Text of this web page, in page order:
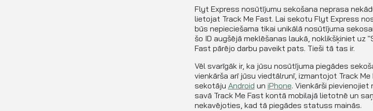
Flyt Express nosūtījumu sekošana neprasa
lietojat Track Me Fast. Lai sekotu Flyt Express
būs nepieciešama tikai unikālā nosūtījuma
šo ID augšējā meklēšanas laukā, noklikšķiniet uz
Fast pārējo darbu paveikt pats. Tieši tā tas ir.
Vēl svarīgāk ir, ka jūsu nosūtījuma piegādes
vienkārša arī jūsu viedtālrunī, izmantojot Track
sekotāju Android un iPhone. Vienkārši
savā Track Me Fast kontā mobilajā lietotnē un
nekavējoties, kad tā piegādes statuss mainās.